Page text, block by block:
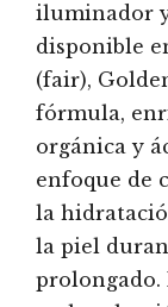
iluminador
disponible
(fair),
fórmula,
orgánica y
enfoque de
la
la piel
prolongado.